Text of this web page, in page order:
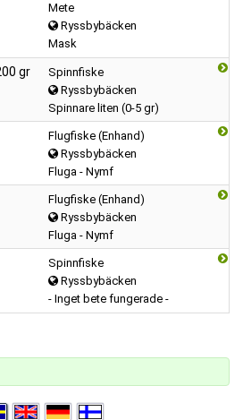
Mete
Ryssbybäcken
Mask
gr
Spinnfiske
Ryssbybäcken
Spinnare liten (0-5 gr)
Flugfiske (Enhand)
Ryssbybäcken
Fluga - Nymf
Flugfiske (Enhand)
Ryssbybäcken
Fluga - Nymf
Spinnfiske
Ryssbybäcken
- Inget bete fungerade -